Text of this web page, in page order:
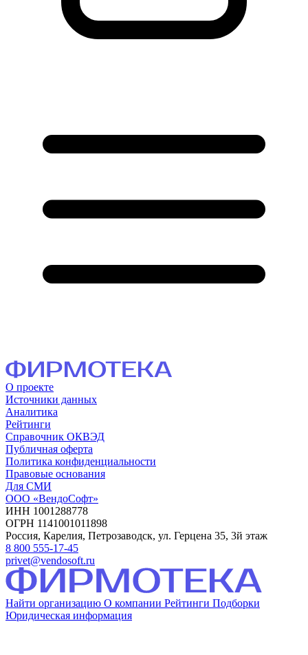
О проекте
Источники данных
Аналитика
Рейтинги
Справочник ОКВЭД
Публичная оферта
Политика конфиденциальности
Правовые основания
Для СМИ
ООО «ВендоСофт»
ИНН 1001288778
ОГРН 1141001011898
Россия, Карелия, Петрозаводск, ул. Герцена 35, 3й этаж
8 800 555-17-45
privet@vendosoft.ru
Найти организацию О компании Рейтинги Подборки
Юридическая информация